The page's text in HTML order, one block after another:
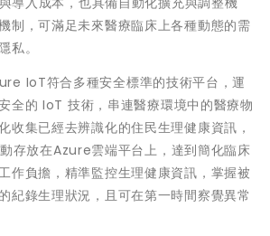
制，可滿足未來醫療臨床上各種動態的需
私。
IoT符合多種安全標準的技術平台，運
全的 IoT 技術，串連醫療環境中的醫療物
收集已經去辨識化的住民生理健康資訊，
存放在Azure雲端平台上，達到簡化臨床
作負擔，精準監控生理健康資訊，掌握被
紀錄生理狀況，且可在第一時間察覺異常